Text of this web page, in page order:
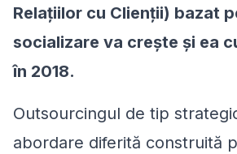
Relațiilor cu Clienții) bazat
socializare va crește și ea
în 2018.
Outsourcingul de tip
abordare diferită construită